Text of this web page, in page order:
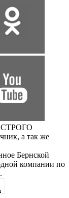
СТРОГО
а так же
Бернской
компании по